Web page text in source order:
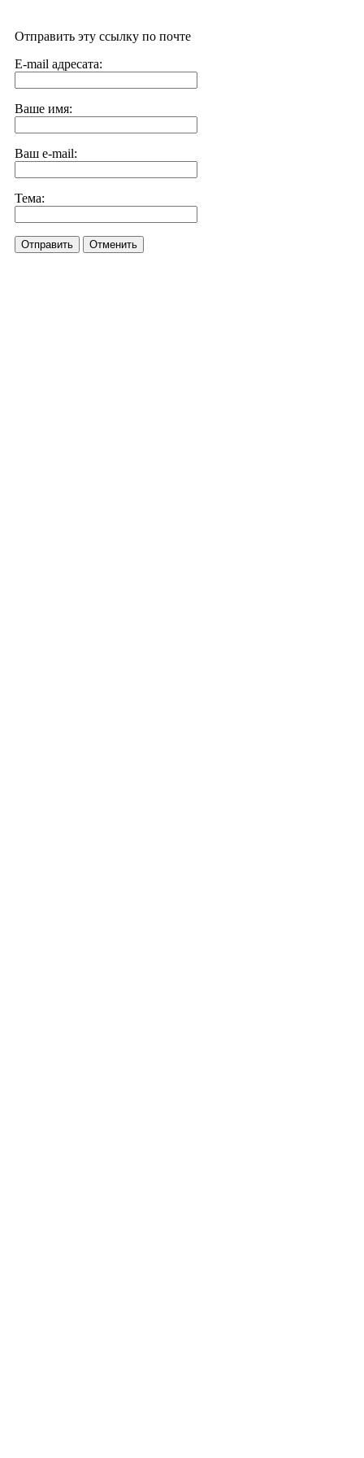
Отправить эту ссылку по почте
E-mail адресата:
Ваше имя:
Ваш e-mail:
Тема:
Отправить Отменить